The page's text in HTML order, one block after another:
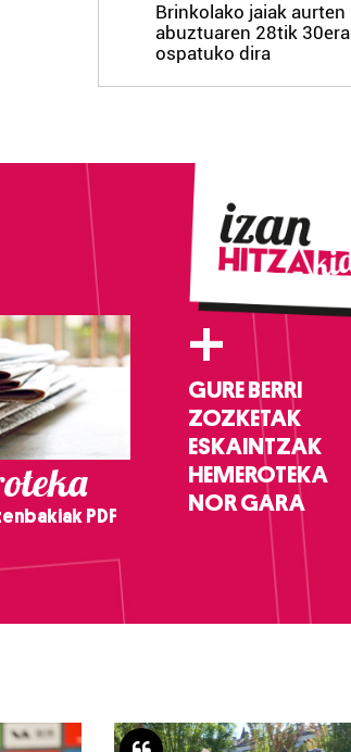
Brinkolako jaiak aurten
abuztuaren 28tik 30era
ospatuko dira
PDF
+
GURE BERRI
ZOZKETAK
ESKAINTZAK
HEMEROTEKA
NOR GARA